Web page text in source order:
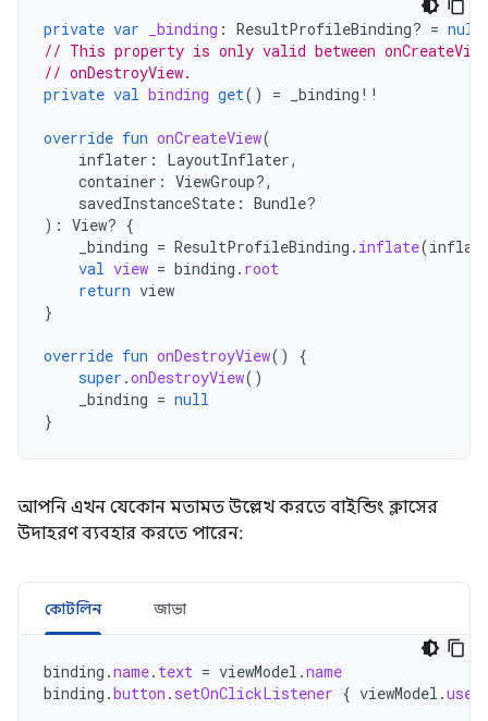
private var _binding : ResultProfileBinding? = null
// This property is only valid between
// onDestroyView.
private val binding get() = _binding !!
override fun onCreateView(
inflater : LayoutInflater,
container : ViewGroup?,
savedInstanceState : Bundle?
): View? {
_binding = ResultProfileBinding . inflate(
val view = binding . root
return view
}
override fun onDestroyView()
{
super .onDestroyView()
_binding = null
}
আপনি এখন যেকোন মতামত উল্লেখ করতে বাইন্ডিং ক্লাসের
উদাহরণ ব্যবহার করতে পারেন:
কোটলিন জাভা
binding .name. text = viewModel .name
binding .button . setOnClickListener { viewModel .